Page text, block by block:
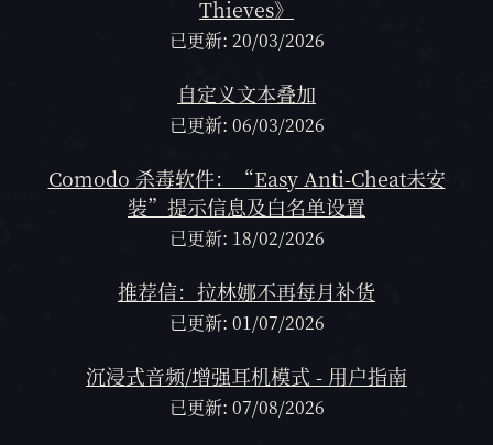
Thieves》
已更新: 20/03/2026
自定义文本叠加
已更新: 06/03/2026
Comodo 杀毒软件：“Easy Anti-Cheat未安
装”提示信息及白名单设置
已更新: 18/02/2026
推荐信：拉林娜不再每月补货
已更新: 01/07/2026
沉浸式音频/增强耳机模式 - 用户指南
已更新: 07/08/2026